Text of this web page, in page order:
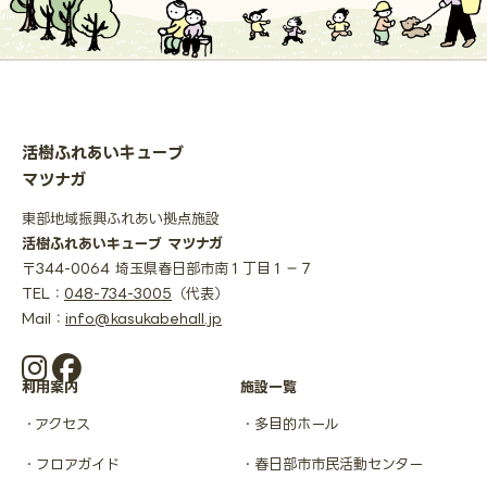
活樹ふれあいキューブ
マツナガ
東部地域振興ふれあい拠点施設
活樹ふれあいキューブ マツナガ
〒344-0064 埼玉県春日部市南１丁目１−７
TEL： 048-734-3005 （代表）
Mail： info@kasukabehall.jp
利用案内
アクセス
フロアガイド
施設一覧
多目的ホール
春日部市市民活動センター